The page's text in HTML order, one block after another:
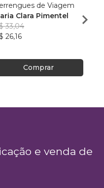
de Viagem
Clara Pimentel
33,04
26,16
Comprar
Pré-
e venda de